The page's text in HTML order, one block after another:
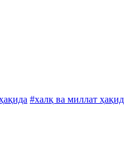
#халқ ва миллат